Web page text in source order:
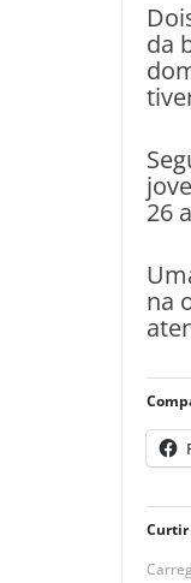
da
26
na
Curtir